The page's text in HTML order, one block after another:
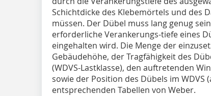
Schichtdicke des Klebemörtels und des
müssen. Der Dübel muss lang genug
erforderliche Verankerungs-tiefe eines
eingehalten wird. Die Menge der
Gebäudehöhe, der Tragfähigkeit des
(WDVS-Lastklasse), den auftretenden
sowie der Position des Dübels im
entsprechenden Tabellen von Weber.